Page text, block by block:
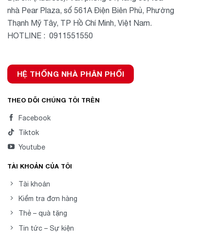
nhà Pear Plaza, số 561A Điện Biên Phủ, Phường
Thạnh Mỹ Tây, TP Hồ Chí Minh, Việt Nam.
HOTLINE : 0911551550
HỆ THỐNG NHÀ PHÂN PHỐI
THEO DÕI CHÚNG TÔI TRÊN
Facebook
Tiktok
Youtube
TÀI KHOẢN CỦA TÔI
Tài khoản
Kiểm tra đơn hàng
Thẻ – quà tặng
Tin tức – Sự kiện